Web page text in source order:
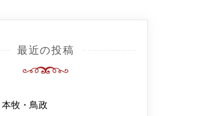
最近の投稿
牧・鳥政